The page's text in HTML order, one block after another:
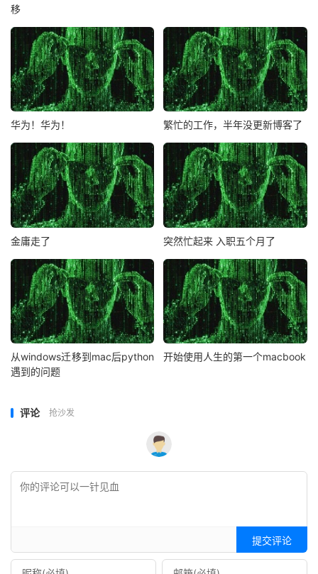
移
华为！华为！ 繁忙的工作，半年没更新博客了
金庸走了 突然忙起来 入职五个月了
从windows迁移到mac后python
遇到的问题
开始使用人生的第一个macbook
评论 抢沙发
提交评论